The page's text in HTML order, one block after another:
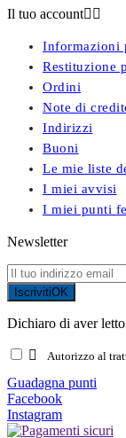
Il tuo account 
Informazioni
Restituzione
Ordini
Note di
Indirizzi
Buoni
Le mie liste
I miei avvisi
I miei punti
Newsletter
IscrivitiOK
Dichiaro di aver
 Autorizzo al
Guadagna punti
Facebook
Instagram